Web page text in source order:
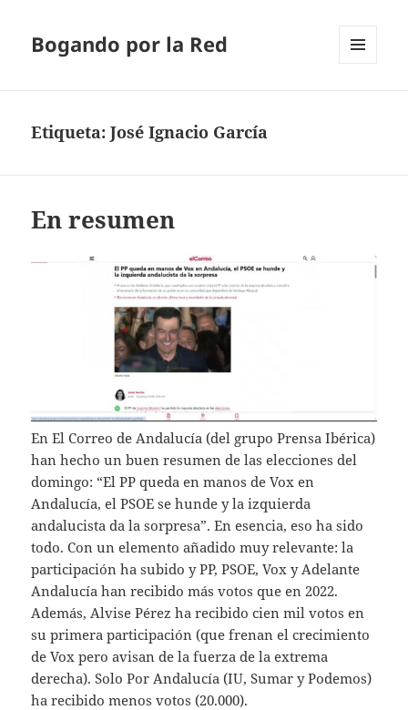
Bogando por la Red
Etiqueta:José Ignacio García
En resumen
En El Correo de Andalucía (del grupo Prensa Ibérica)
han hecho un buen resumen de las elecciones del
domingo: “El PP queda en manos de Vox en
Andalucía, el PSOE se hunde y la izquierda
andalucista da la sorpresa”. En esencia, eso ha sido
todo. Con un elemento añadido muy relevante: la
participación ha subido y PP, PSOE, Vox y Adelante
Andalucía han recibido más votos que en 2022.
Además, Alvise Pérez ha recibido cien mil votos en
su primera participación (que frenan el crecimiento
de Vox pero avisan de la fuerza de la extrema
derecha). Solo Por Andalucía (IU, Sumar y Podemos)
ha recibido menos votos (20.000).